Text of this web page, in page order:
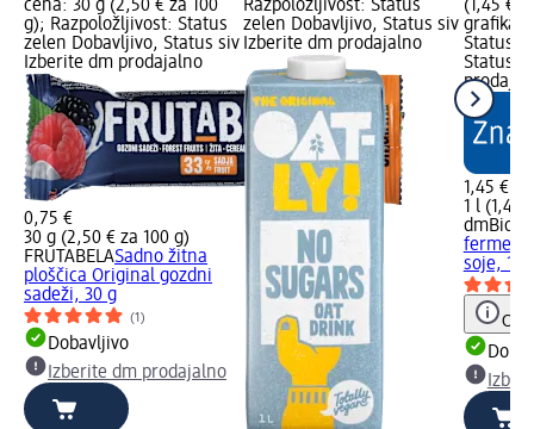
cena: 30 g (2,50 € za 100
g); Razpoložljivost: Status
zelen Dobavljivo, Status siv
Izberite dm prodajalno
0,75 €
30 g (2,50 € za 100 g)
FRUTABELASadno žitna
ploščica Original gozdni
sadeži, 30 g
(1)
Dobavljivo
Izberite dm prodajalno
Razpoložljivost: Status
zelen Dobavljivo, Status siv
Izberite dm prodajalno
(1,45 €
grafika;
Status
Status
1,45 €
1 l (1,45
dmBio
soje, 1 l